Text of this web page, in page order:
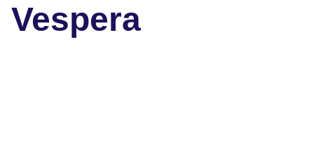
Vespera